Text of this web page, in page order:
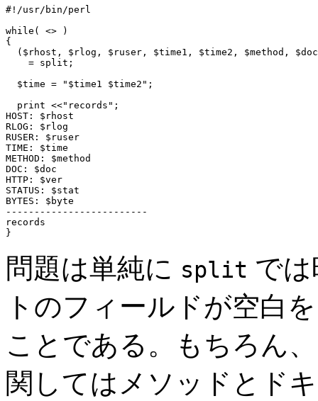
#!/usr/bin/perl
while( <> )
{
($rhost, $rlog, $ruser, $time1, $time2, $method,
    = split;
  $time = "$time1 $time2";
  print <<"records";
HOST: $rhost
RLOG: $rlog
RUSER: $ruser
TIME: $time
METHOD: $method
DOC: $doc
HTTP: $ver
STATUS: $stat
BYTES: $byte
-------------------------
records
問題は単純に split で
トのフィールドが空白
ことである。もちろん
関してはメソッドとド